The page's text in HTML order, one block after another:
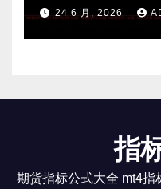
24 6 月, 2026
指
期货指标公式大全 mt4